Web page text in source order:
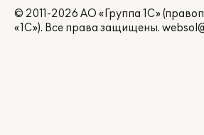
© 2011-2026 АО «Группа 1С»
«1С»). Все права защищены.